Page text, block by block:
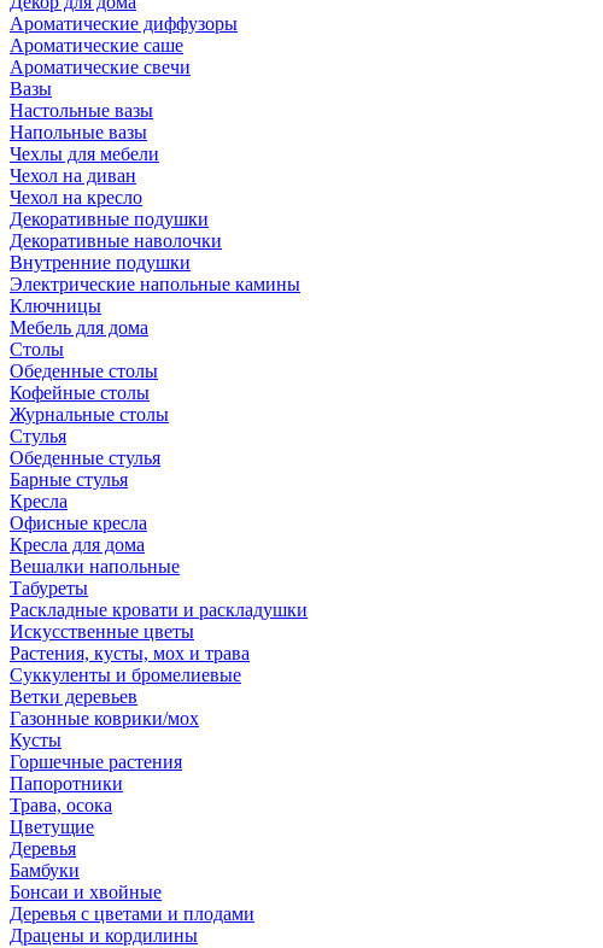
Ароматические диффузоры
Ароматические саше
Ароматические свечи
Вазы
Настольные вазы
Напольные вазы
Чехлы для мебели
Чехол на диван
Чехол на кресло
Декоративные подушки
Декоративные наволочки
Внутренние подушки
Электрические напольные камины
Ключницы
Мебель для дома
Столы
Обеденные столы
Кофейные столы
Журнальные столы
Стулья
Обеденные стулья
Барные стулья
Кресла
Офисные кресла
Кресла для дома
Вешалки напольные
Табуреты
Раскладные кровати и раскладушки
Искусственные цветы
Растения, кусты, мох и трава
Суккуленты и бромелиевые
Ветки деревьев
Газонные коврики/мох
Кусты
Горшечные растения
Папоротники
Трава, осока
Цветущие
Деревья
Бамбуки
Бонсаи и хвойные
Деревья с цветами и плодами
Драцены и кордилины